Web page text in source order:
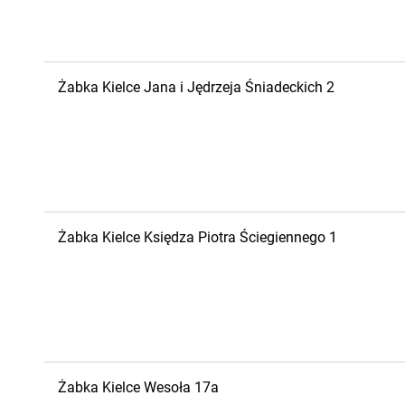
Żabka Kielce Jana i Jędrzeja Śniadeckich 2
Żabka Kielce Księdza Piotra Ściegiennego 1
Żabka Kielce Wesoła 17a